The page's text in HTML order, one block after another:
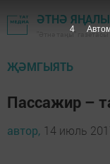
ӘТНӘ
"Әтнә таңы"
ҖӘМГЫЯТЬ
Пассажир –
автор, 14 июль
3